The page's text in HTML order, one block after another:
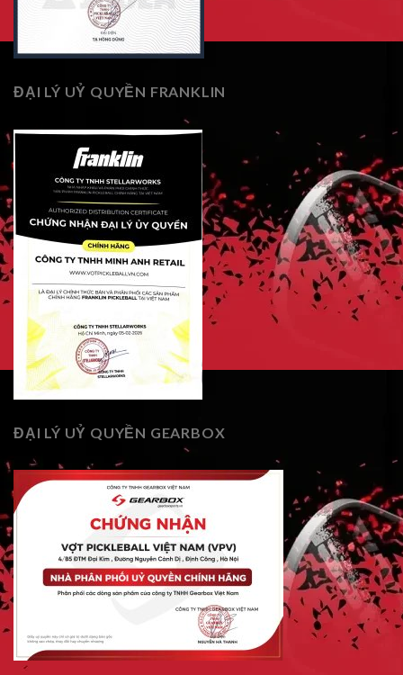
ĐẠI LÝ UỶ QUYỀN FRANKLIN
ĐẠI LÝ UỶ QUYỀN GEARBOX